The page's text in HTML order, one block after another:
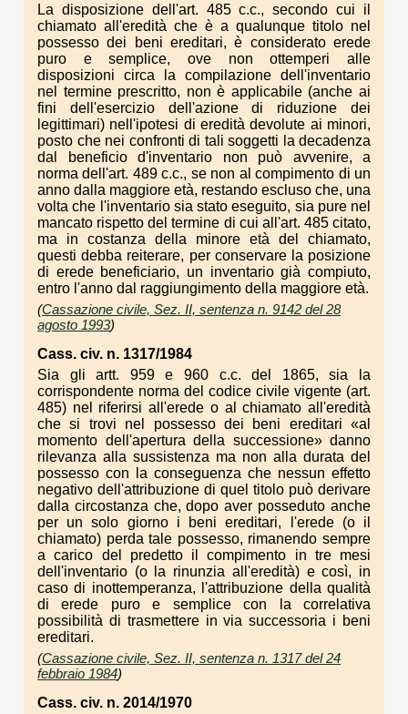
La disposizione dell'art. 485 c.c., secondo cui il
chiamato all'eredità che è a qualunque titolo nel
possesso dei beni ereditari, è considerato erede
puro e semplice, ove non ottemperi alle
disposizioni circa la compilazione dell'inventario
nel termine prescritto, non è applicabile (anche ai
fini dell'esercizio dell'azione di riduzione dei
legittimari) nell'ipotesi di eredità devolute ai minori,
posto che nei confronti di tali soggetti la decadenza
dal beneficio d'inventario non può avvenire, a
norma dell'art. 489 c.c., se non al compimento di un
anno dalla maggiore età, restando escluso che, una
volta che l'inventario sia stato eseguito, sia pure nel
mancato rispetto del termine di cui all'art. 485 citato,
ma in costanza della minore età del chiamato,
questi debba reiterare, per conservare la posizione
di erede beneficiario, un inventario già compiuto,
entro l'anno dal raggiungimento della maggiore età.
(Cassazione civile, Sez. II, sentenza n. 9142 del 28
agosto 1993)
Cass. civ. n. 1317/1984
Sia gli artt. 959 e 960 c.c. del 1865, sia la
corrispondente norma del codice civile vigente (art.
485) nel riferirsi all'erede o al chiamato all'eredità
che si trovi nel possesso dei beni ereditari «al
momento dell'apertura della successione» danno
rilevanza alla sussistenza ma non alla durata del
possesso con la conseguenza che nessun effetto
negativo dell'attribuzione di quel titolo può derivare
dalla circostanza che, dopo aver posseduto anche
per un solo giorno i beni ereditari, l'erede (o il
chiamato) perda tale possesso, rimanendo sempre
a carico del predetto il compimento in tre mesi
dell'inventario (o la rinunzia all'eredità) e così, in
caso di inottemperanza, l'attribuzione della qualità
di erede puro e semplice con la correlativa
possibilità di trasmettere in via successoria i beni
ereditari.
(Cassazione civile, Sez. II, sentenza n. 1317 del 24
febbraio 1984)
Cass. civ. n. 2014/1970